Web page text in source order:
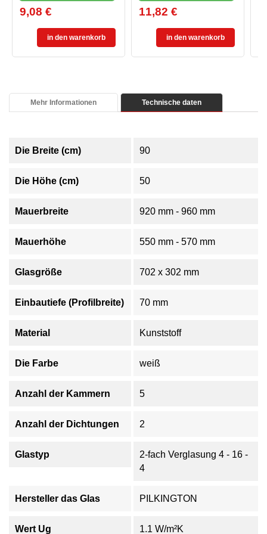
Preis
9,08 €
in den warenkorb
Preis
11,82 €
in den warenkorb
Mehr Informationen Technische daten
Die Breite (cm) 90
Die Höhe (cm) 50
Mauerbreite 920 mm - 960 mm
Mauerhöhe 550 mm - 570 mm
Glasgröße 702 x 302 mm
Einbautiefe (Profilbreite) 70 mm
Material Kunststoff
Die Farbe weiß
Anzahl der Kammern 5
Anzahl der Dichtungen 2
Glastyp
2-fach Verglasung 4 - 16 -
4
Hersteller das Glas PILKINGTON
Wert Ug 1.1 W/m²K